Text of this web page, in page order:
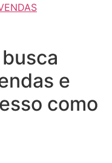
e
como